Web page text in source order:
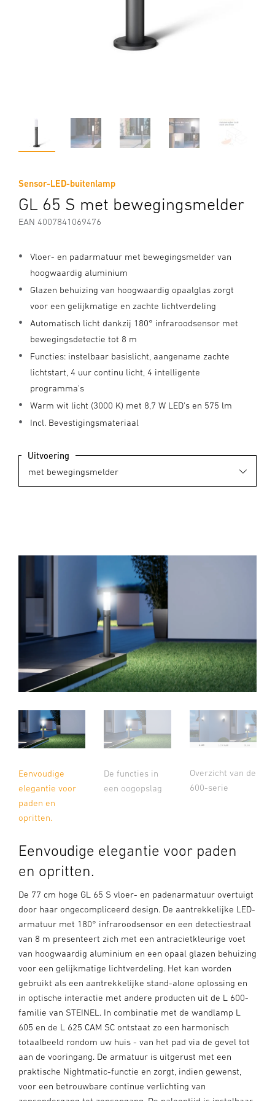
Sensor-LED-buitenlamp
GL 65 S met bewegingsmelder
EAN 4007841069476
Vloer- en padarmatuur met bewegingsmelder van
hoogwaardig aluminium
Glazen behuizing van hoogwaardig opaalglas zorgt
voor een gelijkmatige en zachte lichtverdeling
Automatisch licht dankzij 180° infraroodsensor met
bewegingsdetectie tot 8 m
Functies: instelbaar basislicht, aangename zachte
lichtstart, 4 uur continu licht, 4 intelligente
programma's
Warm wit licht (3000 K) met 8,7 W LED's en 575 lm
Incl. Bevestigingsmateriaal
Uitvoering
Eenvoudige
elegantie voor
paden en
opritten.
De functies in
een oogopslag
Overzicht van de
600-serie
Eenvoudige elegantie voor paden
en opritten.
De 77 cm hoge GL 65 S vloer- en padenarmatuur overtuigt
door haar ongecompliceerd design. De aantrekkelijke LED-
armatuur met 180° infraroodsensor en een detectiestraal
van 8 m presenteert zich met een antracietkleurige voet
van hoogwaardig aluminium en een opaal glazen behuizing
voor een gelijkmatige lichtverdeling. Het kan worden
gebruikt als een aantrekkelijke stand-alone oplossing en
in optische interactie met andere producten uit de L 600-
familie van STEINEL. In combinatie met de wandlamp L
605 en de L 625 CAM SC ontstaat zo een harmonisch
totaalbeeld rondom uw huis - van het pad via de gevel tot
aan de vooringang. De armatuur is uitgerust met een
praktische Nightmatic-functie en zorgt, indien gewenst,
voor een betrouwbare continue verlichting van